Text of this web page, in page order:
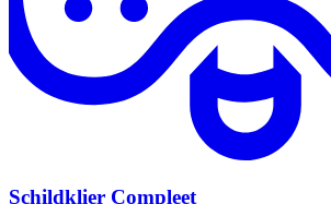
Schildklier Compleet